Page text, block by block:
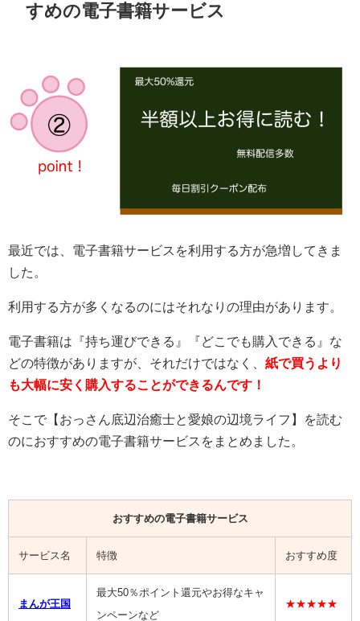
すめの電子書籍サービス
最近では、電子書籍サービスを利用する方が急増してきま
した。
利用する方が多くなるのにはそれなりの理由があります。
電子書籍は『持ち運びできる』『どこでも購入できる』な
どの特徴がありますが、それだけではなく、 紙で買うより
も大幅に安く購入することができるんです！
そこで【 おっさん底辺治癒士と愛娘の辺境ライフ 】を読む
のにおすすめの電子書籍サービスをまとめました。
おすすめの電子書籍サービス
サービス名 特徴 おすすめ度
まんが王国
最大50％ポイント還元やお得なキャ
ンペーンなど
★★★★★